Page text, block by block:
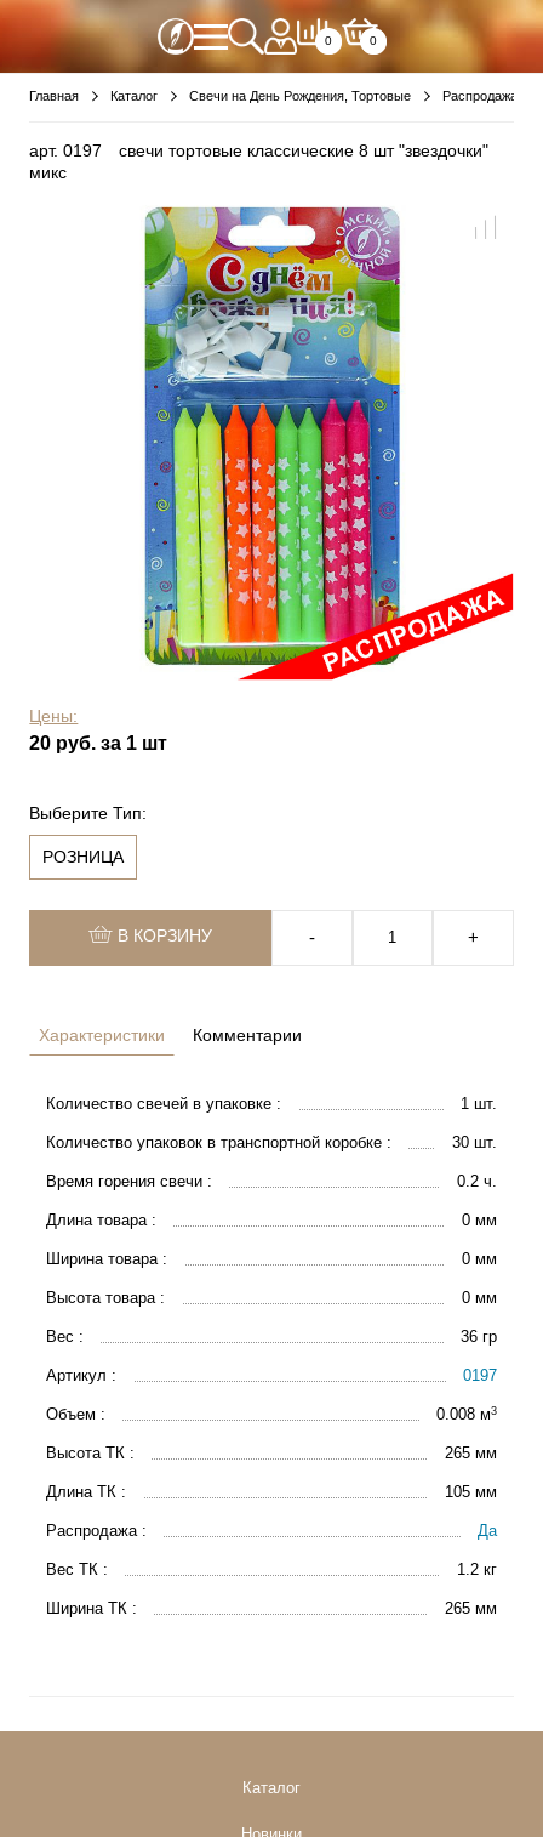
0 0
Главная Каталог Свечи на День Рождения, Тортовые Распродажа
арт.0197
свечи тортовые классические 8 шт "звездочки"
микс
Цены:
20 руб. за 1 шт
Выберите Тип:
РОЗНИЦА
В КОРЗИНУ ‐ +
Характеристики
Количество свечей в упаковке : 1 шт.
Количество упаковок в транспортной коробке : 30 шт.
Время горения свечи : 0.2 ч.
Длина товара : 0 мм
Ширина товара : 0 мм
Высота товара : 0 мм
Вес : 36 гр
Артикул : 0197
Объем : 0.008 м3
Высота ТК : 265 мм
Длина ТК : 105 мм
Распродажа : Да
Вес ТК : 1.2 кг
Ширина ТК : 265 мм
Комментарии
Каталог